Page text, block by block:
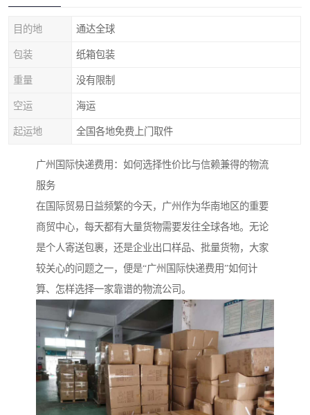
目的地 通达全球
包装 纸箱包装
重量 没有限制
空运 海运
起运地 全国各地免费上门取件
广州国际快递费用：如何选择性价比与信赖兼得的物流
服务
在国际贸易日益频繁的今天，广州作为华南地区的重要
商贸中心，每天都有大量货物需要发往全球各地。无论
是个人寄送包裹，还是企业出口样品、批量货物，大家
较关心的问题之一，便是“广州国际快递费用”如何计
算、怎样选择一家靠谱的物流公司。